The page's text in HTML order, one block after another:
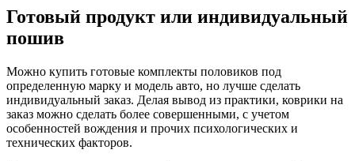
Готовый продукт или индивидуальный
пошив
Можно купить готовые комплекты половиков под
определенную марку и модель авто, но лучше сделать
индивидуальный заказ. Делая вывод из практики, коврики на
заказ можно сделать более совершенными, с учетом
особенностей вождения и прочих психологических и
технических факторов.